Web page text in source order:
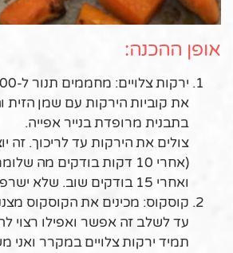
אופן ההכנה:
את קוביות הירקות עם שמן הזית
בתבנית מרופדת בנייר אפייה.
(אחרי 10 דקות בודקים מה
ואחרי 15 בודקים שוב. שלא ישרפו). מוציאים ומצננים.
קוסקוס: מכינים את הקוסקוס
עד לשלב זה אפשר ואפילו רצוי
תמיד ירקות צלויים במקרר